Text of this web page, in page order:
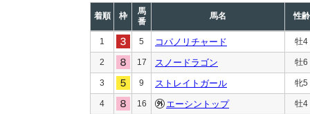
着順 枠
馬
番
馬名 性齢
1 5 コパノリチャード 牡4
2 17 スノードラゴン 牡6
3 9 ストレイトガール 牝5
4 16 エーシントップ 牡4